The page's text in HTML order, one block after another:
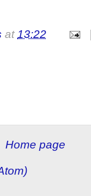
at13:22
Home page